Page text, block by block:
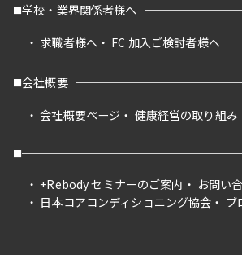
学校・業界関係者様へ
求職者様へ
FC 加入ご検討者様へ
会社概要
会社概要ページ
健康経営の取り組み
+Rebody セミナーのご案内 お問い
日本コアコンディショニング協会
ブ